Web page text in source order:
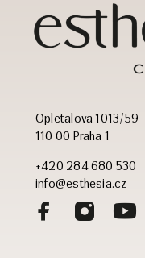
Opletalova 1013/59
110 00 Praha 1
+420 284 680 530
info@esthesia.cz